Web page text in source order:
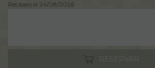
Recíbelo el 24/08/2026
RESERVAR